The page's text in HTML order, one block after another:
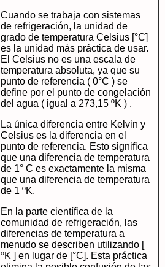
Cuando se trabaja con sistemas
de refrigeración, la unidad de
grado de temperatura Celsius [°C]
es la unidad más práctica de usar.
El Celsius no es una escala de
temperatura absoluta, ya que su
punto de referencia ( 0°C ) se
define por el punto de congelación
del agua ( igual a 273,15 ºK ) .
La única diferencia entre Kelvin y
Celsius es la diferencia en el
punto de referencia. Esto significa
que una diferencia de temperatura
de 1° C es exactamente la misma
que una diferencia de temperatura
de 1 ºK.
En la parte científica de la
comunidad de refrigeración, las
diferencias de temperatura a
menudo se describen utilizando [
ºK ] en lugar de [°C]. Esta práctica